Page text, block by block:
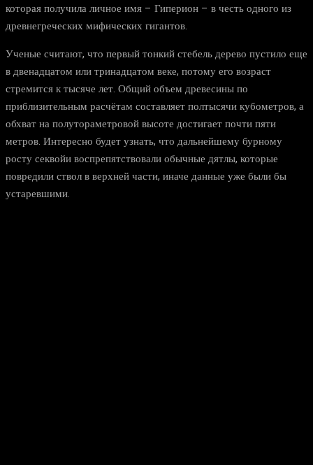
которая получила личное имя – Гиперион – в честь одного из
древнегреческих мифических гигантов.
Ученые считают, что первый тонкий стебель дерево пустило еще
в двенадцатом или тринадцатом веке, потому его возраст
стремится к тысяче лет. Общий объем древесины по
приблизительным расчётам составляет полтысячи кубометров, а
обхват на полутораметровой высоте достигает почти пяти
метров. Интересно будет узнать, что дальнейшему бурному
росту секвойи воспрепятствовали обычные дятлы, которые
повредили ствол в верхней части, иначе данные уже были бы
устаревшими.